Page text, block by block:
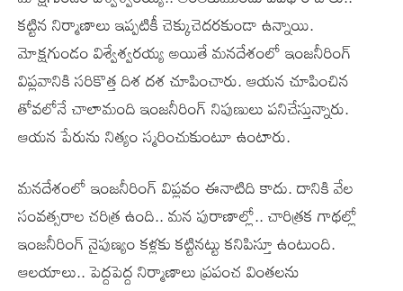
కట్టిన నిర్మాణాలు ఇప్పటికీ చెక్కుచెదరకుండా ఉన్నాయి.
మోక్షగుండం విశ్వేశ్వరయ్య అయితే మనదేశంలో ఇంజనీరింగ్
విప్లవానికి సరికొత్త దిశ దశ చూపించారు. ఆయన చూపించిన
తోవలోనే చాలామంది ఇంజనీరింగ్ నిపుణులు పనిచేస్తున్నారు.
ఆయన పేరును నిత్యం స్మరించుకుంటూ ఉంటారు.
మనదేశంలో ఇంజనీరింగ్ విప్లవం ఈనాటిది కాదు. దానికి వేల
సంవత్సరాల చరిత్ర ఉంది.. మన పురాణాల్లో.. చారిత్రక గాథల్లో
ఇంజనీరింగ్ నైపుణ్యం కళ్లకు కట్టినట్టు కనిపిస్తూ ఉంటుంది.
ఆలయాలు.. పెద్దపెద్ద నిర్మాణాలు ప్రపంచ వింతలను